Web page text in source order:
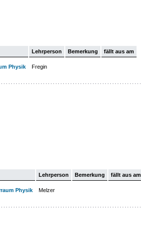
Lehrperson Bemerkung fällt aus am
Physik Fregin
Lehrperson Bemerkung fällt aus am
Physik Melzer